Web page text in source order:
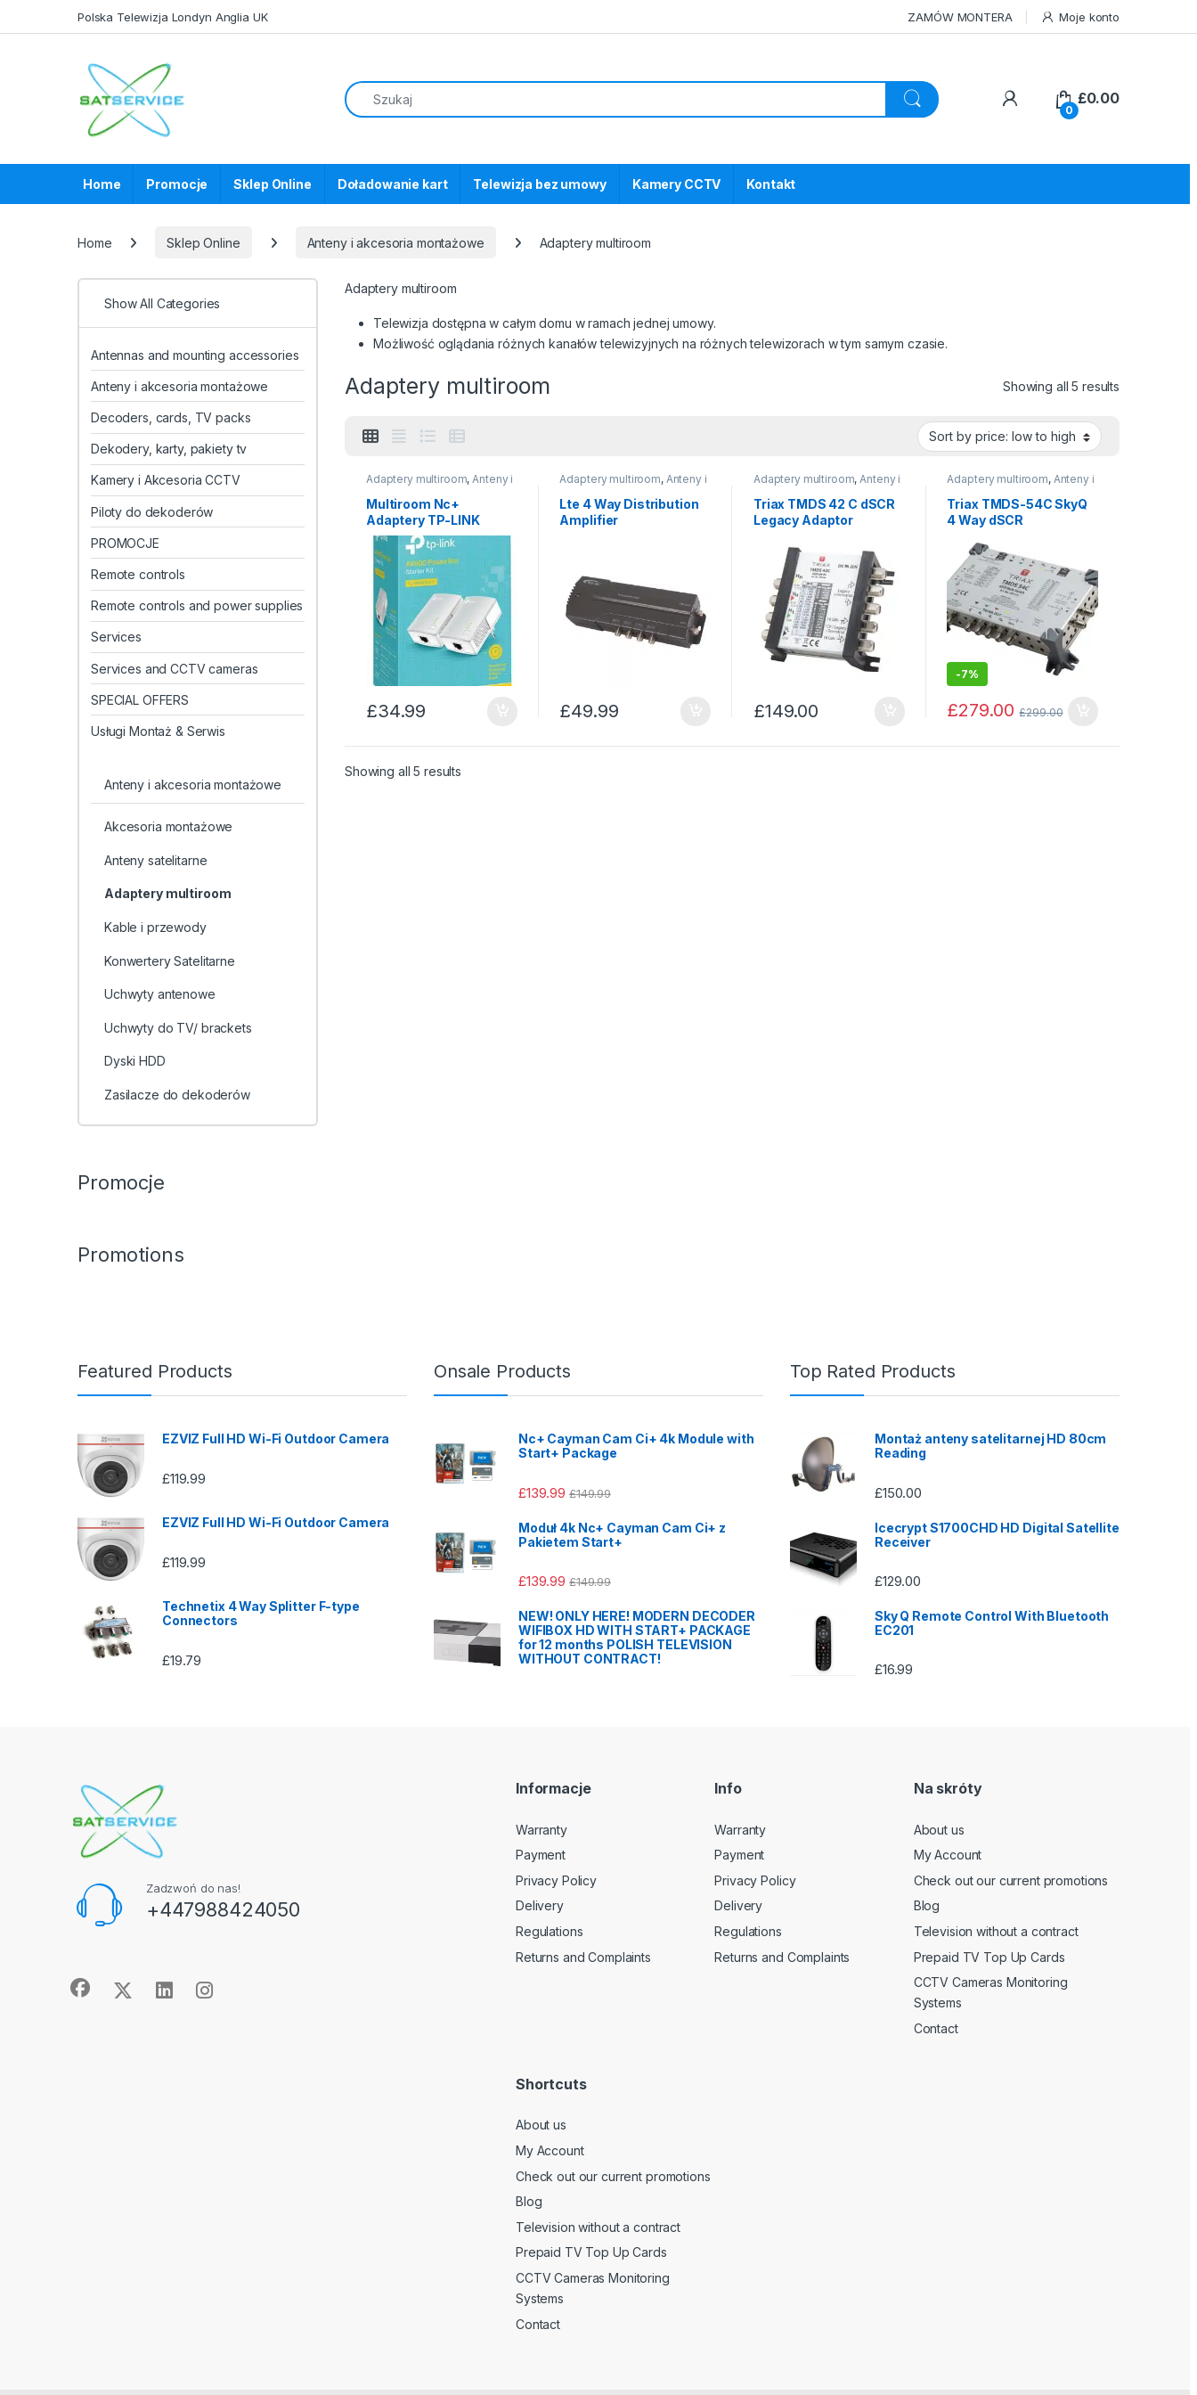
Polska Telewizja Londyn Anglia UK ZAMÓW MONTERA Moje konto
0
£0.00
Home Promocje Sklep Online Doładowanie kart Telewizja bez umowy Kamery CCTV Kontakt
Home Sklep Online Anteny i akcesoria montażowe Adaptery multiroom
Adaptery multiroom
Telewizja dostępna w całym domu w ramach jednej umowy.
Możliwość oglądania różnych kanałów telewizyjnych na różnych telewizorach w tym samym czasie.
Adaptery multiroom Showing all 5 results
Adaptery multiroom,Anteny i
akcesoria montażowe
Multiroom Nc+
Adaptery TP-LINK
AV600
£34.99
Adaptery multiroom, Anteny i
akcesoria montażowe
Lte 4 Way Distribution
Amplifier
£49.99
Adaptery multiroom,Anteny i
akcesoria montażowe
Triax TMDS 42 C dSCR
Legacy Adaptor
£149.00
Adaptery multiroom, Anteny i
akcesoria montażowe
Triax TMDS-54C SkyQ
4 Way dSCR
-7%
£279.00 £299.00
Showing all 5 results
Show All Categories
Antennas and mounting accessories
Anteny i akcesoria montażowe
Decoders, cards, TV packs
Dekodery, karty, pakiety tv
Kamery i Akcesoria CCTV
Piloty do dekoderów
PROMOCJE
Remote controls
Remote controls and power supplies
Services
Services and CCTV cameras
SPECIAL OFFERS
Usługi Montaż & Serwis
Anteny i akcesoria montażowe
Akcesoria montażowe
Anteny satelitarne
Adaptery multiroom
Kable i przewody
Konwertery Satelitarne
Uchwyty antenowe
Uchwyty do TV/ brackets
Dyski HDD
Zasilacze do dekoderów
Promocje
Promotions
Featured Products
EZVIZ Full HD Wi-Fi Outdoor Camera
£119.99
EZVIZ Full HD Wi-Fi Outdoor Camera
£119.99
Technetix 4 Way Splitter F-type
Connectors
£19.79
Onsale Products
Nc+ Cayman Cam Ci+ 4k Module with
Start+ Package
£139.99 £149.99
Moduł 4k Nc+ Cayman Cam Ci+ z
Pakietem Start+
£139.99 £149.99
NEW! ONLY HERE! MODERN DECODER
WIFIBOX HD WITH START+ PACKAGE
for 12 months POLISH TELEVISION
WITHOUT CONTRACT!
Top Rated Products
Montaż anteny satelitarnej HD 80cm
Reading
£150.00
Icecrypt S1700CHD HD Digital Satellite
Receiver
£129.00
Sky Q Remote Control With Bluetooth
EC201
£16.99
Zadzwoń do nas!
+447988424050
Informacje
Warranty
Payment
Privacy Policy
Delivery
Regulations
Returns and Complaints
Info
Warranty
Payment
Privacy Policy
Delivery
Regulations
Returns and Complaints
Na skróty
About us
My Account
Check out our current promotions
Blog
Television without a contract
Prepaid TV Top Up Cards
CCTV Cameras Monitoring
Systems
Contact
Shortcuts
About us
My Account
Check out our current promotions
Blog
Television without a contract
Prepaid TV Top Up Cards
CCTV Cameras Monitoring
Systems
Contact